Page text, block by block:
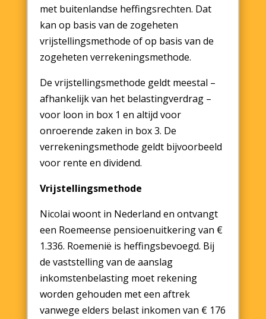
met buitenlandse heffingsrechten. Dat
kan op basis van de zogeheten
vrijstellingsmethode of op basis van de
zogeheten verrekeningsmethode.
De vrijstellingsmethode geldt meestal –
afhankelijk van het belastingverdrag –
voor loon in box 1 en altijd voor
onroerende zaken in box 3. De
verrekeningsmethode geldt bijvoorbeeld
voor rente en dividend.
Vrijstellingsmethode
Nicolai woont in Nederland en ontvangt
een Roemeense pensioenuitkering van €
1.336. Roemenië is heffingsbevoegd. Bij
de vaststelling van de aanslag
inkomstenbelasting moet rekening
worden gehouden met een aftrek
vanwege elders belast inkomen van € 176